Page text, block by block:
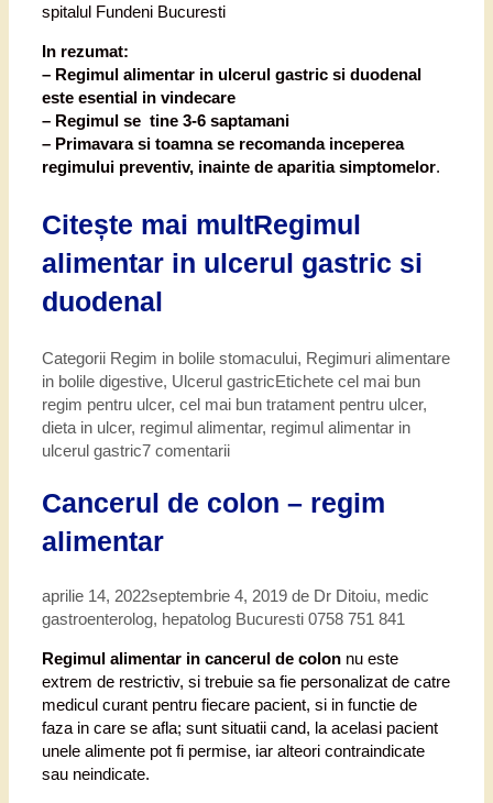
spitalul Fundeni Bucuresti
In rezumat:
– Regimul alimentar in ulcerul gastric si duodenal
este esential in vindecare
– Regimul se tine 3-6 saptamani
– Primavara si toamna se recomanda inceperea
regimului preventiv, inainte de aparitia simptomelor.
Citește mai multRegimul
alimentar in ulcerul gastric si
duodenal
Categorii Regim in bolile stomacului, Regimuri alimentare
in bolile digestive, Ulcerul gastricEtichete cel mai bun
regim pentru ulcer, cel mai bun tratament pentru ulcer,
dieta in ulcer, regimul alimentar, regimul alimentar in
ulcerul gastric7 comentarii
Cancerul de colon – regim
alimentar
aprilie 14, 2022septembrie 4, 2019 de Dr Ditoiu, medic
gastroenterolog, hepatolog Bucuresti 0758 751 841
Regimul alimentar in cancerul de colon nu este
extrem de restrictiv, si trebuie sa fie personalizat de catre
medicul curant pentru fiecare pacient, si in functie de
faza in care se afla; sunt situatii cand, la acelasi pacient
unele alimente pot fi permise, iar alteori contraindicate
sau neindicate.